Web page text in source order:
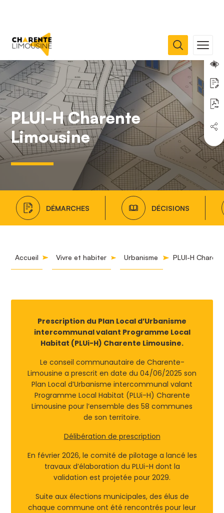
PLUI-H Charente
Limousine
DÉMARCHES DÉCISIONS
Accueil Vivre et habiter Urbanisme PLUI-H
Prescription du Plan Local d’Urbanisme
intercommunal valant Programme Local
Habitat (PLUi-H) Charente Limousine.
Le conseil communautaire de Charente-
Limousine a prescrit en date du 04/06/2025 son
Plan Local d’Urbanisme intercommunal valant
Programme Local Habitat (PLUi-H) Charente
Limousine pour l’ensemble des 58 communes
de son territoire.
Délibération de prescription
En février 2026, le comité de pilotage a lancé les
travaux d’élaboration du PLUi-H dont la
validation est projetée pour 2029.
Suite aux élections municipales, des élus de
chaque commune ont été rencontrés pour leur